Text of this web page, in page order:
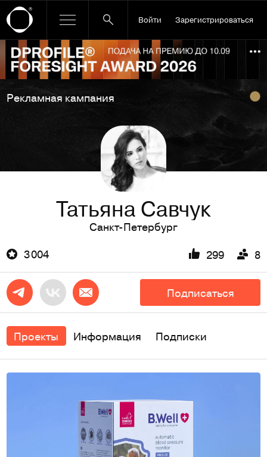
Войти Зарегистрироваться
Ссылка баннера
Рекламная кампания
Татьяна Савчук
Санкт-Петербург
3 004
299 8
Подписаться
Проекты Информация Подписки